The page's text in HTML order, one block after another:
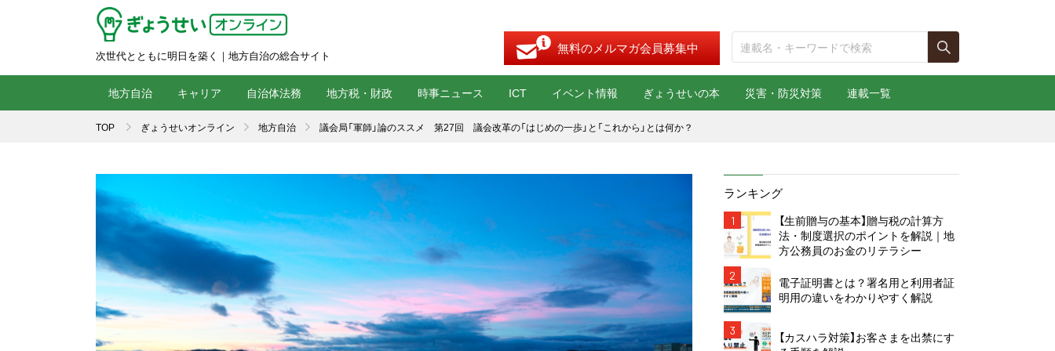
次世代とともに明日を築く｜地方自治の総合サイト 無料のメルマガ会員募集中
地方自治 キャリア 自治体法務 地方税・財政 時事ニュース ICT イベント情報 ぎょうせいの本 災害・防災対策 連載一覧
TOP ぎょうせいオンライン 地方自治 議会局「軍師」論のススメ 第27回 議会改革の「はじめの一歩」と「これから」とは何か？
ランキング
1
【生前贈与の基本】贈与税の計算方
法・制度選択のポイントを解説｜地
方公務員のお金のリテラシー
2
電子証明書とは？署名用と利用者証
明用の違いをわかりやすく解説
3
【カスハラ対策】お客さまを出禁にす